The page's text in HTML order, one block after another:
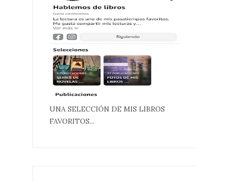
UNA SELECCIÓN DE MIS LIBROS
FAVORITOS...